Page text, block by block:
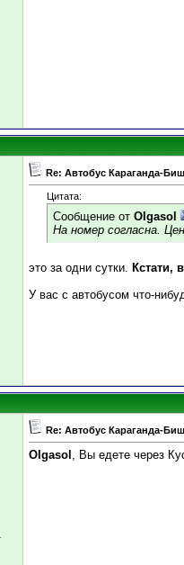
Re: Автобус Караганда-
Цитата:
Сообщение от Olgasol
На номер согласна.
это за одни сутки. Кстати,
У вас с автобусом что-
Re: Автобус Караганда-
Olgasol , Вы едете через